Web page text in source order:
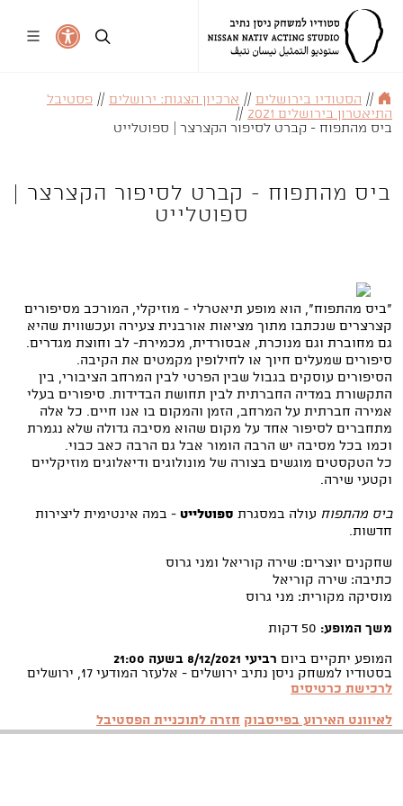
// הסטודיו בירושלים // ארכיון הצגות: ירושלים // פסטיבל
התיאטרון בירושלים 2021
//
ביס מהתפוח - קברט לסיפור הקצרצר | ספוטלייט
ביס מהתפוח - קברט לסיפור הקצרצר |
ספוטלייט
"ביס מהתפוח", הוא מופע תיאטרלי - מוזיקלי, המורכב מסיפורים
קצרצרים שנכתבו מתוך מציאות אורבנית צעירה ועכשווית שהיא
גם מחוברת וגם מנוכרת, אבסורדית, מכמירת- לב וחוצת מגדרים.
סיפורים שמעלים חיוך או לחילופין מקמטים את הקיבה.
הסיפורים עוסקים בגבול שבין הפרטי לבין המרחב הציבורי, בין
התקשורת במדיה החברתית לבין תחושת הבדידות. סיפורים בעלי
אמירה חברתית על המרחב, הזמן והמקום בו אנו חיים. כל אלה
מתחברים לסיפור אחד על מקום שהוא מסיבה גדולה שלא נגמרת
וכמו בכל מסיבה יש הרבה הומור אבל גם הרבה כאב כבוי.
כל הטקסטים מוגשים בצורה של מונולוגים ודיאלוגים מוזיקליים
וקטעי שירה.
ביס מהתפוח עולה במסגרת ספוטלייט - במה אינטימית ליצירות
חדשות.
שחקנים יוצרים: שירה קוריאל ומני גרוס
כתיבה: שירה קוריאל
מוסיקה מקורית: מני גרוס
משך המופע:
המופע יתקיים ביום רביעי 8/12/2021 בשעה 21:00
בסטודיו למשחק ניסן נתיב ירושלים - אלעזר המודעי 17, ירושלים
לרכישת כרטיסים
לאיוונט האירוע בפייסבוק חזרה לתוכניית הפסטיבל